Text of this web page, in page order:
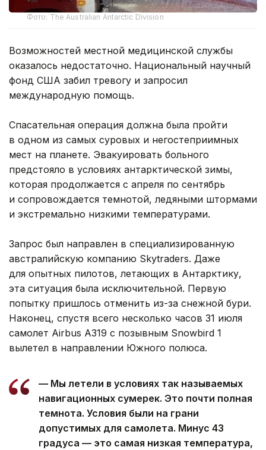
Фото: The Australian Antarctic Division
Возможностей местной медицинской службы
оказалось недостаточно. Национальный научный
фонд США забил тревогу и запросил
международную помощь.
Спасательная операция должна была пройти
в одном из самых суровых и негостеприимных
мест на планете. Эвакуировать больного
предстояло в условиях антарктической зимы,
которая продолжается с апреля по сентябрь
и сопровождается темнотой, ледяными штормами
и экстремально низкими температурами.
Запрос был направлен в специализированную
австралийскую компанию Skytraders. Даже
для опытных пилотов, летающих в Антарктику,
эта ситуация была исключительной. Первую
попытку пришлось отменить из-за снежной бури.
Наконец, спустя всего несколько часов 31 июля
самолет Airbus A319 с позывным Snowbird 1
вылетел в направлении Южного полюса.
— Мы летели в условиях так называемых
навигационных сумерек. Это почти полная
темнота. Условия были на грани
допустимых для самолета. Минус 43
градуса — это самая низкая температура,